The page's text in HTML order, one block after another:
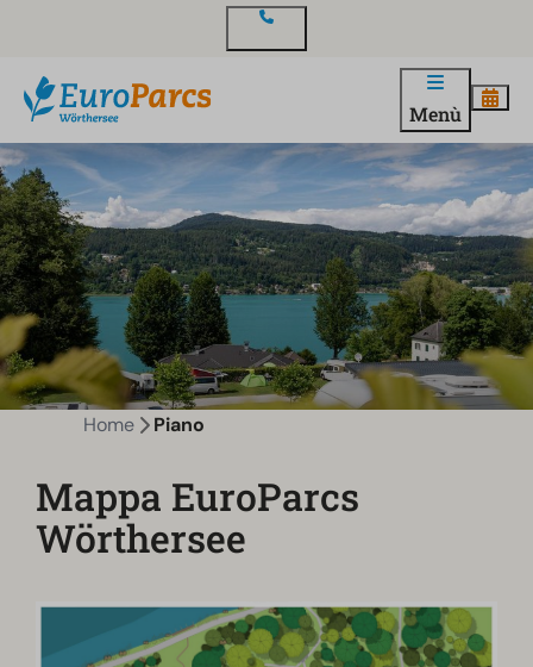
Menù
Home Piano
Mappa EuroParcs
Wörthersee